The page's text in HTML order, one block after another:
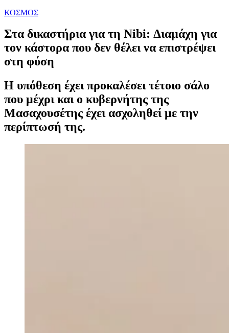
ΚΟΣΜΟΣ
Στα δικαστήρια για τη Nibi: Διαμάχη για
τον κάστορα που δεν θέλει να επιστρέψει
στη φύση
Η υπόθεση έχει προκαλέσει τέτοιο σάλο
που μέχρι και ο κυβερνήτης της
Μασαχουσέτης έχει ασχοληθεί με την
περίπτωσή της.